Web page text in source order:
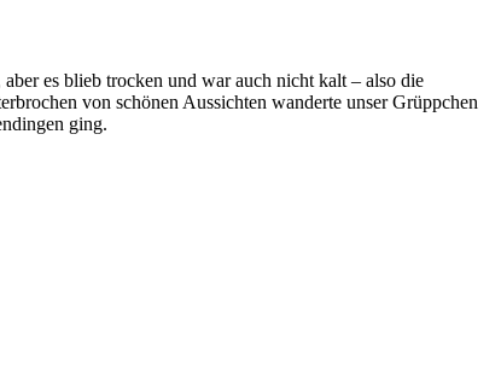
es blieb trocken und war auch nicht kalt – also die
von schönen Aussichten wanderte unser Grüppchen
ging.